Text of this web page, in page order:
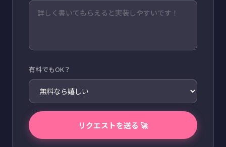
有料でもOK？
リクエストを送る 🚀